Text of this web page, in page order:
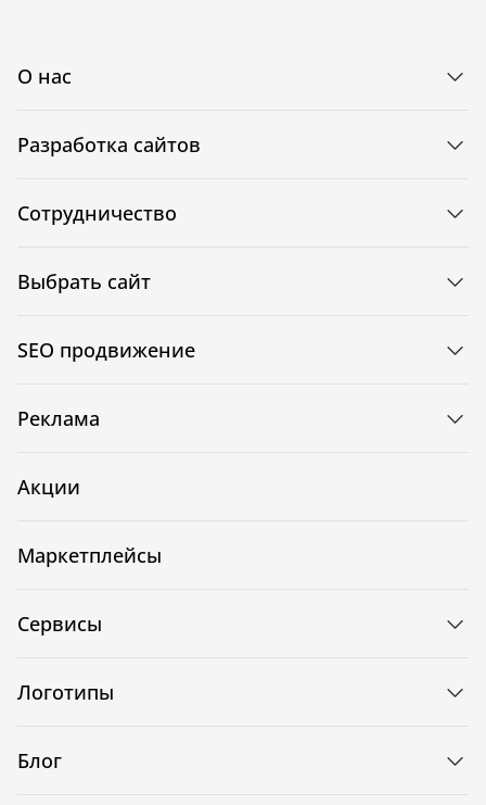
О нас
Разработка сайтов
Сотрудничество
Выбрать сайт
SEO продвижение
Реклама
Акции
Маркетплейсы
Сервисы
Логотипы
Блог